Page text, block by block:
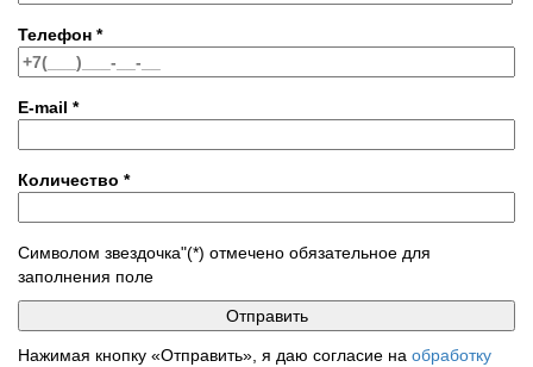
Телефон *
E-mail *
Количество *
Символом звездочка"(*) отмечено обязательное для
заполнения поле
Нажимая кнопку «Отправить», я даю согласие на обработку